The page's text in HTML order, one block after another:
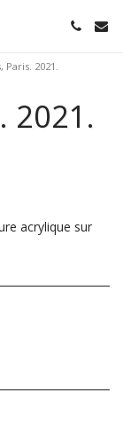
Paris. 2021.
2021.
acrylique sur